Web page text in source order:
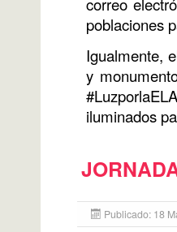
correo
poblaciones
Igualmente,
y
iluminados
Publicado: 18